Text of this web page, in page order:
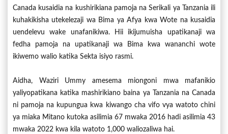
Canada kusaidia na kushirikiana pamoja na Serikali ya Tanzania ili
kuhakikisha utekelezaji wa Bima ya Afya kwa Wote na kusaidia
uendelevu wake unafanikiwa. Hii ikijumuisha upatikanaji wa
fedha pamoja na upatikanaji wa Bima kwa wananchi wote
ikiwemo walio katika Sekta isiyo rasmi.
Aidha, Waziri Ummy amesema miongoni mwa mafanikio
yaliyopatikana katika mashirikiano baina ya Tanzania na Canada
ni pamoja na kupungua kwa kiwango cha vifo vya watoto chini
ya miaka Mitano kutoka asilimia 67 mwaka 2016 hadi asilimia 43
mwaka 2022 kwa kila watoto 1,000 waliozaliwa hai.